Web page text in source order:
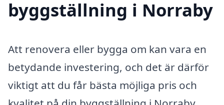
byggställning i Norraby
Att renovera eller bygga om kan vara en
betydande investering, och det är därför
viktigt att du får bästa möjliga pris och